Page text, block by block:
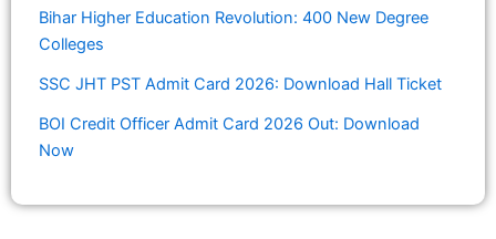
Bihar Higher Education Revolution: 400 New Degree
Colleges
SSC JHT PST Admit Card 2026: Download Hall Ticket
BOI Credit Officer Admit Card 2026 Out: Download
Now